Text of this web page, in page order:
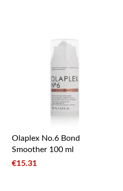
Olaplex No.6 Bond
Smoother 100 ml
€15.31